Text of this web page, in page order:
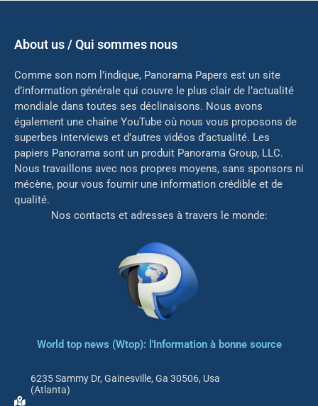
About us / Qui sommes nous
Comme son nom l’indique, Panorama Papers est un site
d’information générale qui couvre le plus clair de l’actualité
mondiale dans toutes ses déclinaisons. Nous avons
également une chaîne YouTube où nous vous proposons de
superbes interviews et d’autres vidéos d’actualité. Les
papiers Panorama sont un produit Panorama Group, LLC.
Nous travaillons avec nos propres moyens, sans sponsors ni
mécène, pour vous fournir une information crédible et de
qualité.
Nos contacts et adresses à travers le monde:
World top news (Wtop): l'Information à bonne source
6235 Sammy Dr, Gainesville, Ga 30506, Usa
(Atlanta)